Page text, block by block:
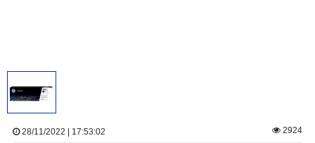
28/11/2022 | 17:53:02 2924